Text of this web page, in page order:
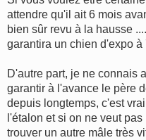
attendre qu'il ait 6 mois
bien sûr revu à la hausse
garantira un chien d'expo
D'autre part, je ne connais
garantir à l'avance le père
depuis longtemps, c'est
l'étalon et si on ne veut
trouver un autre mâle très